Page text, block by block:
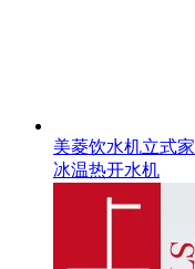
美菱饮水机立式
冰温热开水机